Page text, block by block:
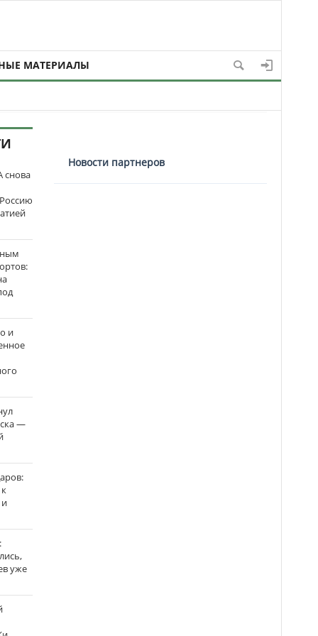
МАТЕРИАЛЫ
снова
и
—
уже
Новости партнеров